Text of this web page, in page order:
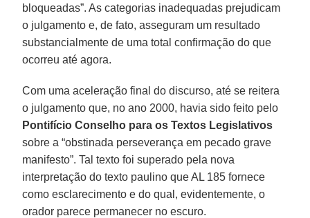
bloqueadas”. As categorias inadequadas prejudicam
o julgamento e, de fato, asseguram um resultado
substancialmente de uma total confirmação do que
ocorreu até agora.
Com uma aceleração final do discurso, até se reitera
o julgamento que, no ano 2000, havia sido feito pelo
Pontifício Conselho para os Textos Legislativos
sobre a “obstinada perseverança em pecado grave
manifesto”. Tal texto foi superado pela nova
interpretação do texto paulino que AL 185 fornece
como esclarecimento e do qual, evidentemente, o
orador parece permanecer no escuro.